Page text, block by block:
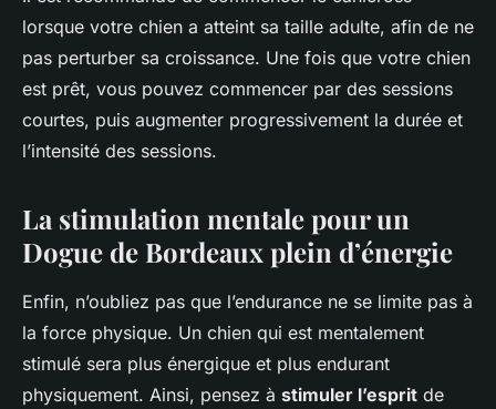
lorsque votre chien a atteint sa taille adulte, afin de ne
pas perturber sa croissance. Une fois que votre chien
est prêt, vous pouvez commencer par des sessions
courtes, puis augmenter progressivement la durée et
l’intensité des sessions.
La stimulation mentale pour un
Dogue de Bordeaux plein d’énergie
Enfin, n’oubliez pas que l’endurance ne se limite pas à
la force physique. Un chien qui est mentalement
stimulé sera plus énergique et plus endurant
physiquement. Ainsi, pensez à stimuler l’esprit de